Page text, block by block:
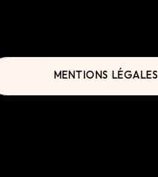
MENTIONS LÉGALES